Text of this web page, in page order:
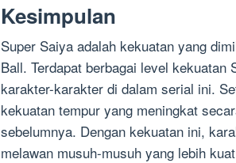
Kesimpulan
Super Saiya adalah kekuatan yang
Ball. Terdapat berbagai level
karakter-karakter di dalam serial ini.
kekuatan tempur yang meningkat
sebelumnya. Dengan kekuatan ini,
melawan musuh-musuh yang lebih